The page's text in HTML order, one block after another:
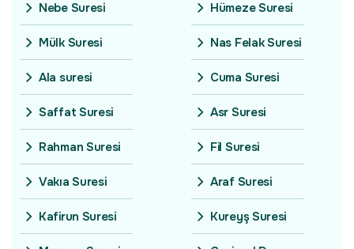
Nebe Suresi
Mülk Suresi
Ala suresi
Saffat Suresi
Rahman Suresi
Vakıa Suresi
Kafirun Suresi
Hümeze Suresi
Nas Felak Suresi
Cuma Suresi
Asr Suresi
Fil Suresi
Araf Suresi
Kureyş Suresi